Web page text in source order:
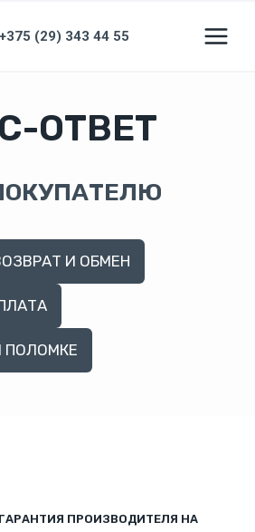
+375 (29) 343 44 55
ОТВЕТ
И ОБМЕН
ПОЛОМКЕ
ПРОИЗВОДИТЕЛЯ НА